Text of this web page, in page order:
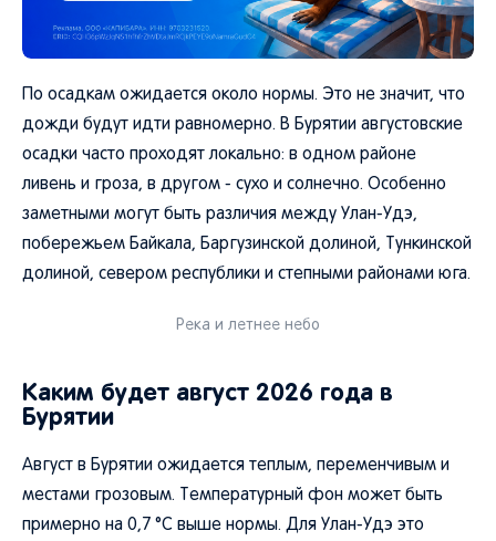
По осадкам ожидается около нормы. Это не значит, что
дожди будут идти равномерно. В Бурятии августовские
осадки часто проходят локально: в одном районе
ливень и гроза, в другом - сухо и солнечно. Особенно
заметными могут быть различия между Улан-Удэ,
побережьем Байкала, Баргузинской долиной, Тункинской
долиной, севером республики и степными районами юга.
Река и летнее небо
Каким будет август 2026 года в
Бурятии
Август в Бурятии ожидается теплым, переменчивым и
местами грозовым. Температурный фон может быть
примерно на 0,7 °C выше нормы. Для Улан-Удэ это